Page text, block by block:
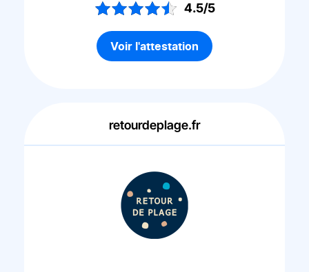
4.5/5
Voir l'attestation
retourdeplage.fr